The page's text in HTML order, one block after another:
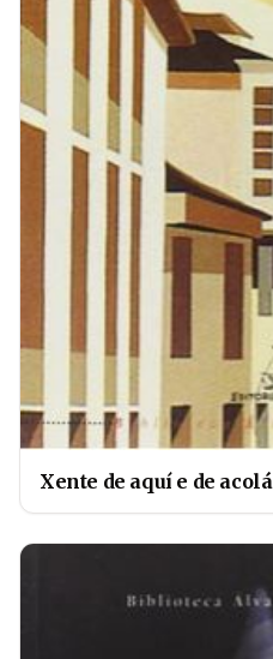
Xente de aquí e de acolá